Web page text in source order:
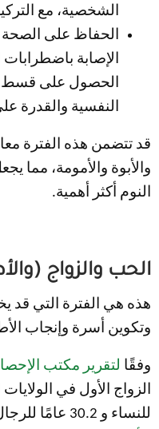
الشخصية، مع
الحفاظ على الصحة
الإصابة
الحصول على قسط
النفسية والقدرة
قد تتضمن هذه الفترة
والأبوة والأمومة،
النوم أكثر أهمية.
الحب والزواج
هذه هي الفترة التي قد
وتكوين أسرة وإنجاب
وفقًا لتقرير مكتب
للنساء و 30.2 عامًا للرجال. ووفقًا